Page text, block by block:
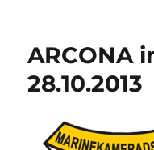
ARCONA
28.10.2013